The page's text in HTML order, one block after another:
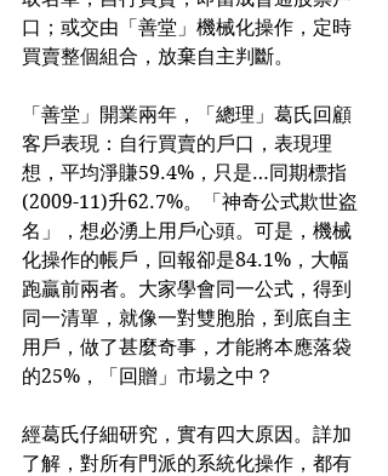
口；或交由「善堂」機械化操作，定時
買賣整個組合，放棄自主判斷。
「善堂」開業兩年，「總理」葛氏回顧
客戶表現：自行買賣的戶口，表現理
想，平均淨賺59.4%，只是…同期標指
(2009-11)升62.7%。「神奇公式欺世盗
名」，想必湧上用戶心頭。可是，機械
化操作的帳戶，回報卻是84.1%，大幅
跑贏前兩者。大家學會同一公式，得到
同一清單，就像一對雙胞胎，到底自主
用戶，做了甚麼奇事，才能將本應落袋
的25%，「回贈」市場之中？
經葛氏仔細研究，實有四大原因。詳加
了解，對所有門派的系統化操作，都有